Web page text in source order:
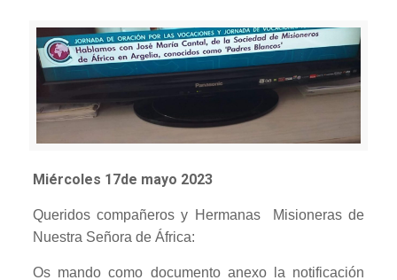
Miércoles 17de mayo 2023
Queridos compañeros y Hermanas Misioneras de
Nuestra Señora de África:
Os mando como documento anexo la notificación